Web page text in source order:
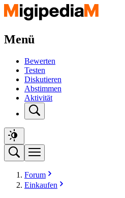
Menü
Bewerten
Testen
Diskutieren
Abstimmen
Aktivität
Forum
Einkaufen